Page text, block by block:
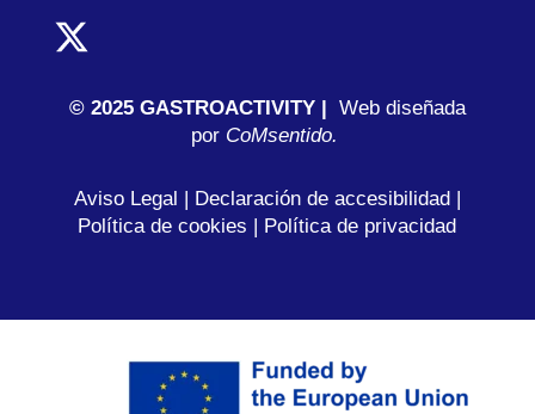
© 2025 GASTROACTIVITY | Web diseñada
porCoMsentido.
Aviso Legal | Declaración de accesibilidad|
Política de cookies | Política de privacidad